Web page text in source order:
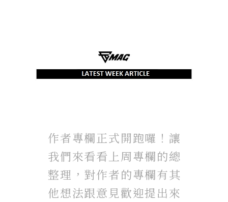
作者專欄正式開跑囉！讓
我們來看看上周專欄的總
整理，對作者的專欄有其
他想法跟意見歡迎提出來